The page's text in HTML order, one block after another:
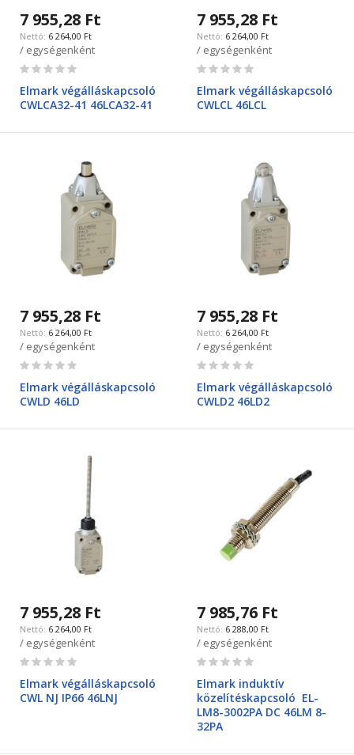
7 955,28 Ft
6 264,00 Ft
/ egységenként
Rating:
Elmark végálláskapcsoló
CWLCA32-41 46LCA32-41
7 955,28 Ft
6 264,00 Ft
/ egységenként
Rating:
Elmark végálláskapcsoló
CWLCL 46LCL
7 955,28 Ft
6 264,00 Ft
/ egységenként
Rating:
Elmark végálláskapcsoló
CWLD 46LD
7 955,28 Ft
6 264,00 Ft
/ egységenként
Rating:
Elmark végálláskapcsoló
CWLD2 46LD2
7 955,28 Ft
6 264,00 Ft
/ egységenként
Rating:
Elmark végálláskapcsoló
CWL NJ IP66 46LNJ
7 985,76 Ft
6 288,00 Ft
/ egységenként
Rating:
Elmark induktív
közelítéskapcsoló EL-
LM8-3002PA DC 46LM 8-
32PA